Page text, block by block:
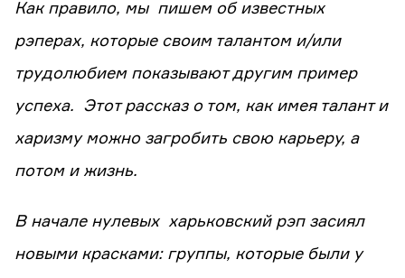
Как правило, мы пишем об известных
рэперах, которые своим талантом и/или
трудолюбием показывают другим пример
успеха. Этот рассказ о том, как имея талант и
харизму можно загробить свою карьеру, а
потом и жизнь.
В начале нулевых харьковский рэп засиял
новыми красками: группы, которые были у